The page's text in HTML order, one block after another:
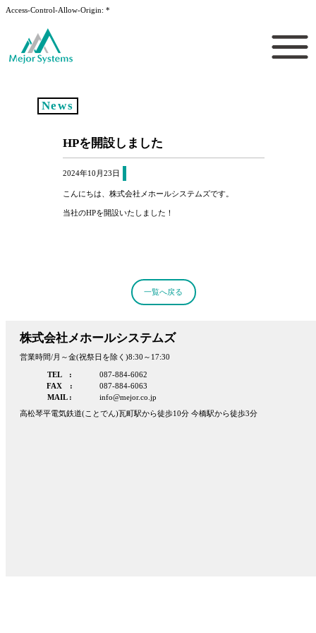
Access-Control-Allow-Origin: *
News
HPを開設しました
2024年10月23日
こんにちは、株式会社メホールシステムズです。
当社のHPを開設いたしました！
一覧へ戻る
株式会社メホールシステムズ
営業時間/月～金(祝祭日を除く)8:30～17:30
TEL :
087-884-6062
FAX :
087-884-6063
MAIL :
info@mejor.co.jp
高松琴平電気鉄道(ことでん)瓦町駅から徒歩10分 今橋駅から徒歩3分